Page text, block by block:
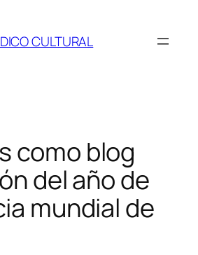
CULTURAL
como blog
del año de
mundial de